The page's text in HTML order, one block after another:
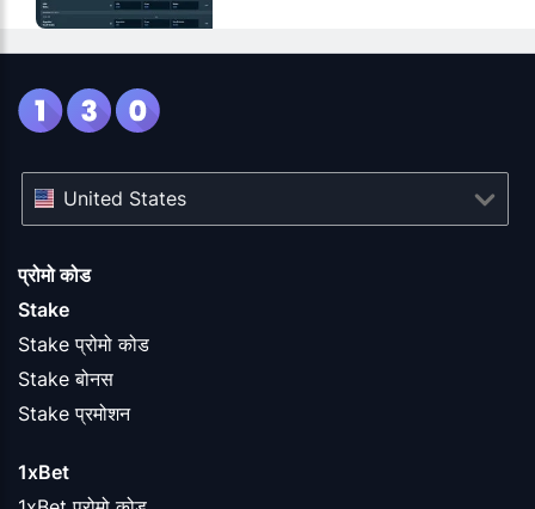
प्रोमो कोड
Stake
Stake प्रोमो कोड
Stake बोनस
Stake प्रमोशन
1xBet
United States